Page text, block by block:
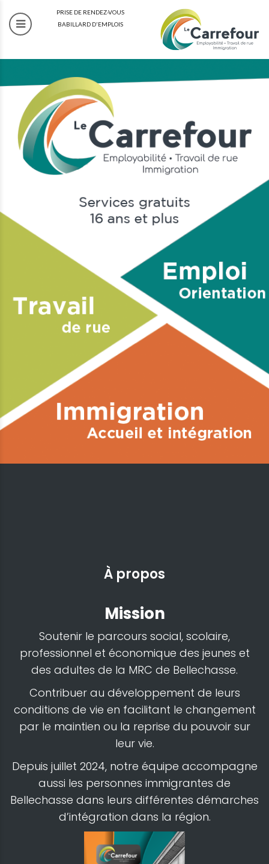
PRISE DE RENDEZ-VOUS
BABILLARD D'EMPLOIS
À propos
Mission
Soutenir le parcours social, scolaire,
professionnel et économique des jeunes et
des adultes de la MRC de Bellechasse.
Contribuer au développement de leurs
conditions de vie en facilitant le changement
par le maintien ou la reprise du pouvoir sur
leur vie.
Depuis juillet 2024, notre équipe accompagne
aussi les personnes immigrantes de
Bellechasse dans leurs différentes démarches
d’intégration dans la région.